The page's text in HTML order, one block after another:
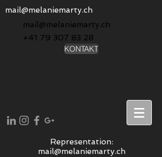
mail@melaniemarty.ch
mail@melaniemarty.ch
+41 79 307 83 28
KONTAKT
Representation:
mail@melaniemarty.ch